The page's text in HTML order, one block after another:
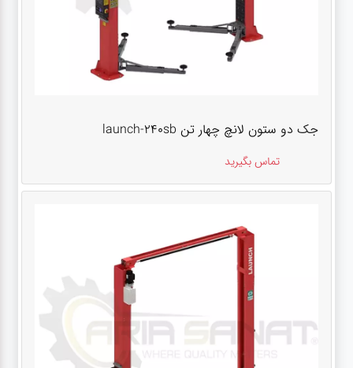
جک دو ستون لانچ چهار تن launch-240sb
تماس بگیرید